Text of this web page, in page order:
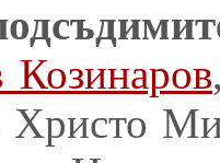
Христо